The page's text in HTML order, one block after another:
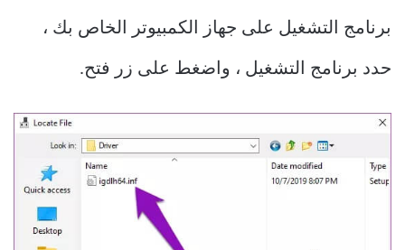
برنامج التشغيل على جهاز الكمبيوتر الخاص بك ،
حدد برنامج التشغيل ، واضغط على زر فتح.